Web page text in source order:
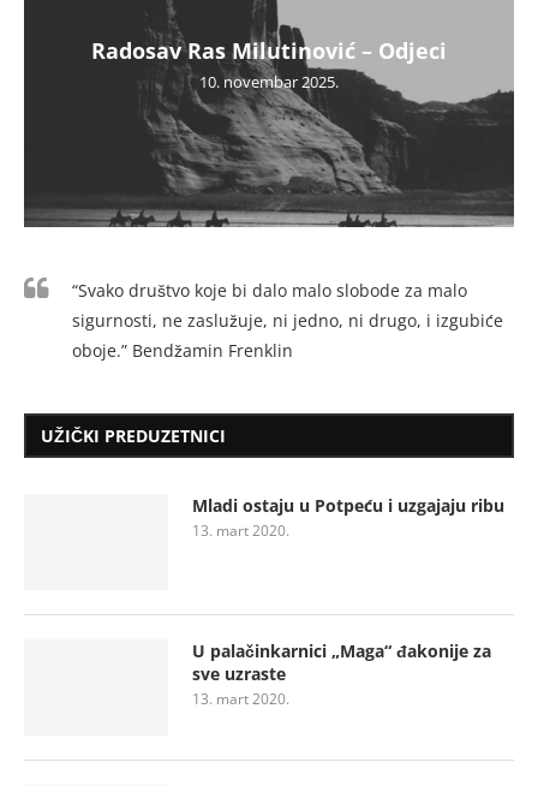
Radosav Ras Milutinović – Odjeci
10. novembar 2025.
“Svako društvo koje bi dalo malo slobode za malo
sigurnosti, ne zaslužuje, ni jedno, ni drugo, i izgubiće
oboje.” Bendžamin Frenklin
UŽIČKI PREDUZETNICI
Mladi ostaju u Potpeću i uzgajaju ribu
13. mart 2020.
U palačinkarnici „Maga“ đakonije za
sve uzraste
13. mart 2020.